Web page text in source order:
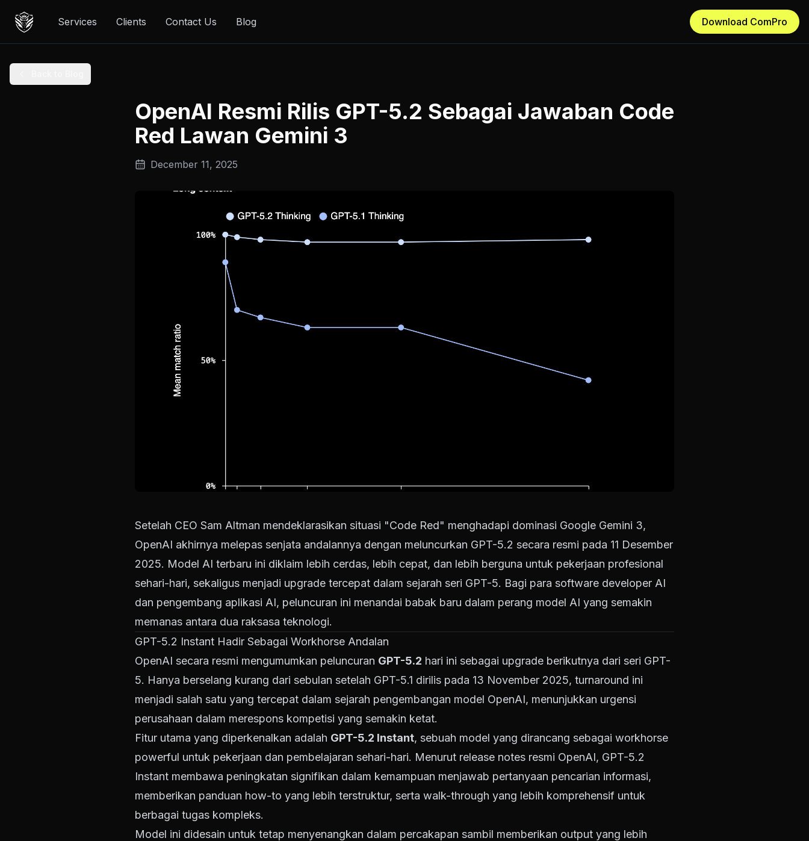
Services Clients Contact Us Blog Download ComPro
OpenAI Resmi Rilis GPT-5.2 Sebagai Jawaban Code
Red Lawan Gemini 3
December 11, 2025
Setelah CEO Sam Altman mendeklarasikan situasi "Code Red" menghadapi dominasi Google Gemini 3,
OpenAI akhirnya melepas senjata andalannya dengan meluncurkan GPT-5.2 secara resmi pada 11 Desember
2025. Model AI terbaru ini diklaim lebih cerdas, lebih cepat, dan lebih berguna untuk pekerjaan profesional
sehari-hari, sekaligus menjadi upgrade tercepat dalam sejarah seri GPT-5. Bagi para software developer AI
dan pengembang aplikasi AI, peluncuran ini menandai babak baru dalam perang model AI yang semakin
memanas antara dua raksasa teknologi.
GPT-5.2 Instant Hadir Sebagai Workhorse Andalan
OpenAI secara resmi mengumumkan peluncuran GPT-5.2 hari ini sebagai upgrade berikutnya dari seri GPT-
5. Hanya berselang kurang dari sebulan setelah GPT-5.1 dirilis pada 13 November 2025, turnaround ini
menjadi salah satu yang tercepat dalam sejarah pengembangan model OpenAI, menunjukkan urgensi
perusahaan dalam merespons kompetisi yang semakin ketat.
Fitur utama yang diperkenalkan adalah GPT-5.2 Instant, sebuah model yang dirancang sebagai workhorse
powerful untuk pekerjaan dan pembelajaran sehari-hari. Menurut release notes resmi OpenAI, GPT-5.2
Instant membawa peningkatan signifikan dalam kemampuan menjawab pertanyaan pencarian informasi,
memberikan panduan how-to yang lebih terstruktur, serta walk-through yang lebih komprehensif untuk
berbagai tugas kompleks.
Model ini didesain untuk tetap menyenangkan dalam percakapan sambil memberikan output yang lebih